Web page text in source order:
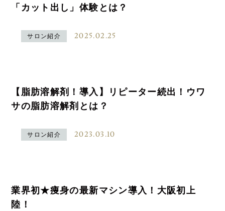
「カット出し」体験とは？
サロン紹介 2025.02.25
【脂肪溶解剤！導入】リピーター続出！ウワ
サの脂肪溶解剤とは？
サロン紹介 2023.03.10
業界初★痩身の最新マシン導入！大阪初上
陸！